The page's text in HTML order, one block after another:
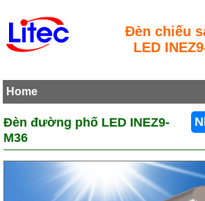
Đèn chiếu
LED
Home
Đèn đường phố LED INEZ9-
M36